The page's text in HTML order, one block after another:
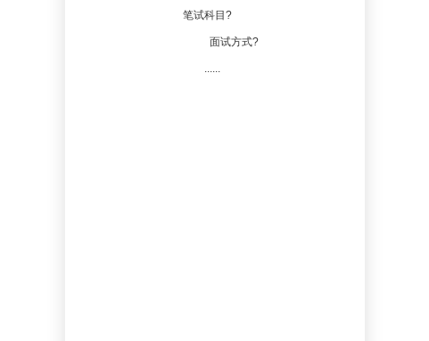
笔试科目?
面试方式?
......